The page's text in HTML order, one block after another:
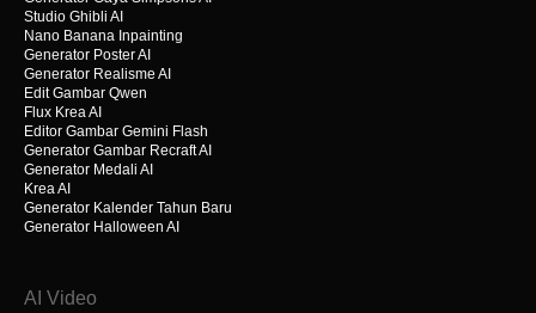
Studio Ghibli AI
Nano Banana Inpainting
Generator Poster AI
Generator Realisme AI
Edit Gambar Qwen
Flux Krea AI
Editor Gambar Gemini Flash
Generator Gambar Recraft AI
Generator Medali AI
Krea AI
Generator Kalender Tahun Baru
Generator Halloween AI
AI Video